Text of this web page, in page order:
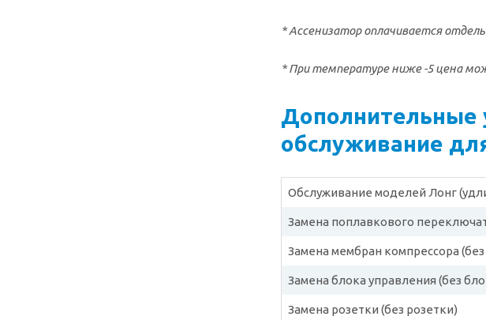
* Ассенизатор оплачивается
* При температуре ниже -5 цена
Дополнительные
обслуживание
Обслуживание моделей Лонг
Замена поплавкового
Замена мембран компрессора
Замена блока управления (без
Замена розетки (без розетки)